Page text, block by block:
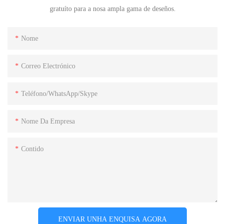
gratuíto para a nosa ampla gama de deseños.
Nome
Correo Electrónico
Teléfono/WhatsApp/Skype
Nome Da Empresa
Contido
ENVIAR UNHA ENQUISA AGORA